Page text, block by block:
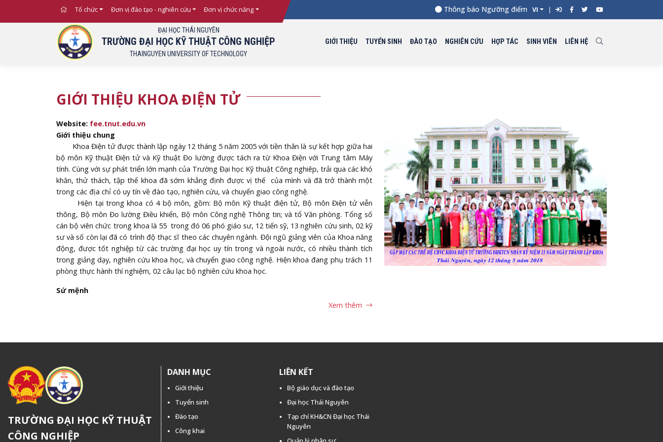
Tổ chức Đơn vị đào tạo - nghiên cứu Đơn vị chức năng Thông báo Ngưỡng điểm xét tuyển đối với từng ngành đào tạo
VI
ĐẠI HỌC THÁI NGUYÊN
TRƯỜNG ĐẠI HỌC KỸ THUẬT CÔNG NGHIỆP
THAINGUYEN UNIVERSITY OF TECHNOLOGY
GIỚI THIỆU TUYỂN SINH ĐÀO TẠO NGHIÊN CỨU HỢP TÁC SINH VIÊN LIÊN HỆ
GIỚI THIỆU KHOA ĐIỆN TỬ
Website: fee.tnut.edu.vn
Giới thiệu chung
Khoa Điện tử được thành lập ngày 12 tháng 5 năm 2005 với tiền thân là sự kết hợp giữa hai
bộ môn Kỹ thuật Điện tử và Kỹ thuật Đo lường được tách ra từ Khoa Điện với Trung tâm Máy
tính. Cùng với sự phát triển lớn mạnh của Trường Đại học Kỹ thuật Công nghiêp, trải qua các khó
khăn, thử thách, tập thể khoa đã sớm khẳng định được vị thế của mình và đã trở thành một
trong các địa chỉ có uy tín về đào tạo, nghiên cứu, và chuyển giao công nghệ.
Hiện tại trong khoa có 4 bộ môn, gồm: Bộ môn Kỹ thuật điện tử, Bộ môn Điện tử viễn
thông, Bộ môn Đo lường Điều khiển, Bộ môn Công nghệ Thông tin; và tổ Văn phòng. Tổng số
cán bộ viên chức trong khoa là 55 trong đó 06 phó giáo sư, 12 tiến sỹ, 13 nghiên cứu sinh, 02 kỹ
sư và số còn lại đã có trình độ thạc sĩ theo các chuyên ngành. Đội ngũ giảng viên của Khoa năng
động, được tốt nghiệp từ các trường đại học uy tín trong và ngoài nước, có nhiều thành tích
trong giảng dạy, nghiên cứu khoa học, và chuyển giao công nghệ. Hiện khoa đang phụ trách 11
phòng thực hành thí nghiệm, 02 câu lạc bộ nghiên cứu khoa học.
Sứ mệnh
Cung cấp cho sinh viên chương trình giáo dục chất lượng cao, thích hợp, và dễ tiếp cận ở
giúp cho sinh viên sau khi tốt nghiệp có cơ hội công tác tại các khu công nghiệp, trường đại học,
NGÀNH ĐÀO TẠO:
NGÀNH KỸ THUẬT ĐIỆN TỬ - VIỄN THÔNG CHUYÊN NGÀNH ĐIỆN TỬ VIỄN THÔNG
Giới thiệu:Viễn thông (Telecommunication) là một thuật ngữ liên quan tới việc truyền thông tin
và tín hiệu. Ngành Điện tử Viễn thông là ngành sử dụng những công nghệ tiên tiến để tạo nên
các thiết bị giúp cho việc truy suất thông tin mà cá nhân hoặc tổ chức muốn có. Có thể nói lĩnh
Xem thêm
TRƯỜNG ĐẠI HỌC KỸ THUẬT
CÔNG NGHIỆP
DANH MỤC
Giới thiệu
Tuyển sinh
Đào tạo
Công khai
LIÊN KẾT
Bộ giáo dục và đào tạo
Đại học Thái Nguyên
Tạp chí KH&CN Đại học Thái
Nguyên